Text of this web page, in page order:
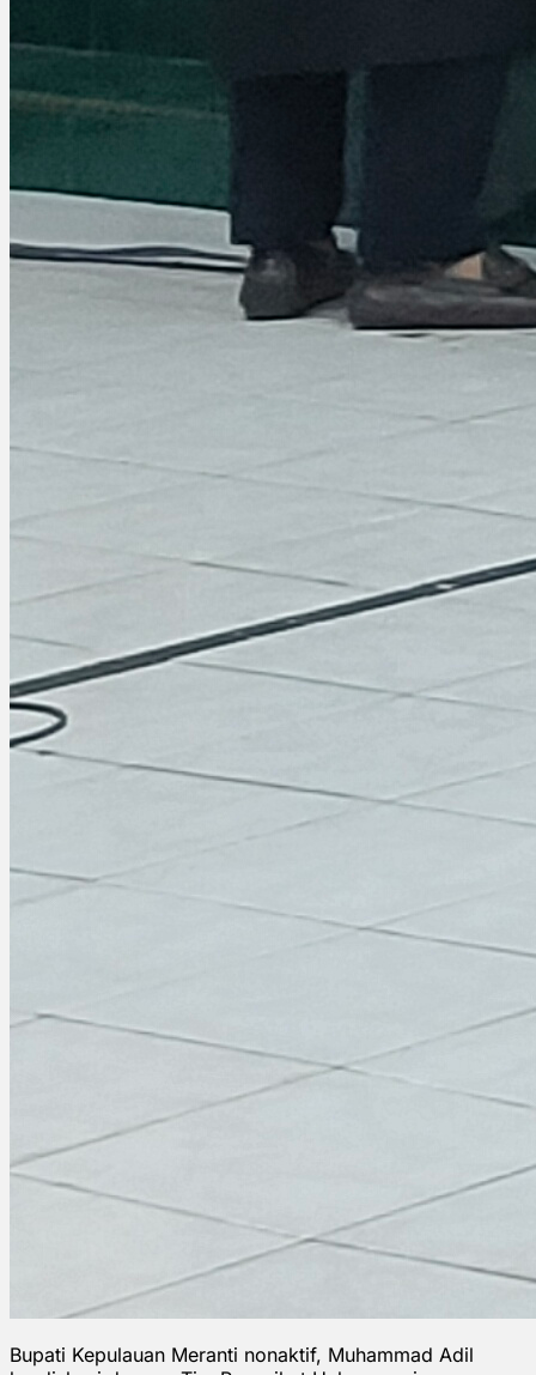
Bupati Kepulauan Meranti nonaktif, Muhammad Adil